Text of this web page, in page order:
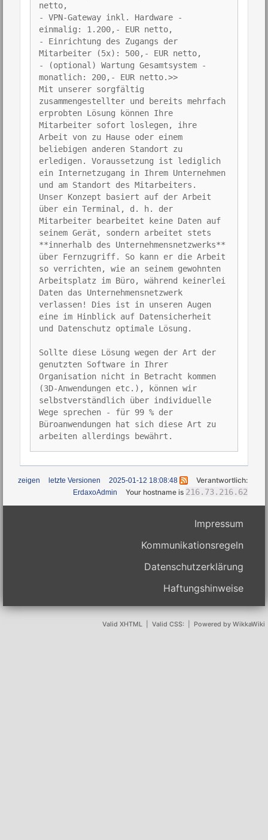
netto,
- VPN-Gateway inkl. Hardware -
einmalig: 1.200,- EUR netto,
- Einrichtung des Zugangs der
Mitarbeiter (5x): 500,- EUR netto,
- (optional) Wartung Gesamtsystem -
monatlich: 200,- EUR netto.>>
Mit unserer sorgfältig
zusammengestellter und bereits mehrfach
erprobten Lösung können Ihre
Mitarbeiter sofort loslegen, ihre
Arbeit von zu Hause oder einem
beliebigen anderen Standort zu
erledigen. Voraussetzung ist lediglich
ein Internetzugang in Ihrem Unternehmen
und am Standort des Mitarbeiters.
Unser Konzept basiert auf der Arbeit
über ein Terminal, d. h. der
Mitarbeiter bearbeitet keine Daten auf
seinem Gerät, sondern arbeitet stets
**innerhalb des Unternehmensnetzwerks**
über Fernzugriff. So kann er die Arbeit
so verrichten, wie an seinem gewohnten
Arbeitsplatz im Büro, während keinerlei
Daten das Unternehmensnetzwerk
verlassen! Dies ist in unseren Augen
eine im Hinblick auf Datensicherheit
und Datenschutz optimale Lösung.
Sollte diese Lösung wegen der Art der
genutzten Software in Ihrer
Organisation nicht in Betracht kommen
(3D-Anwendungen etc.), können wir
selbstverständlich über individuelle
Wege sprechen - für 99 % der
Büroanwendungen hat sich diese Art zu
arbeiten allerdings bewährt.
zeigen letzte Versionen 2025-01-12 18:08:48 Verantwortlich:
ErdaxoAdmin Your hostname is 216.73.216.62
Impressum
Kommunikationsregeln
Datenschutzerklärung
Haftungshinweise
Valid XHTML Valid CSS: Powered by WikkaWiki